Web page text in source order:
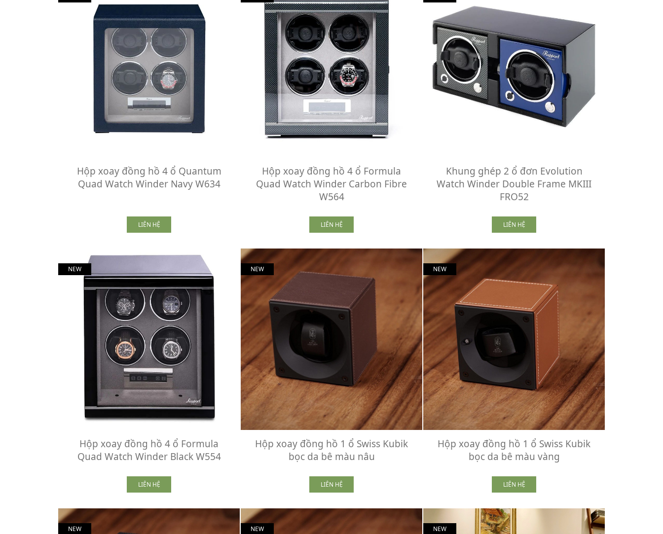
Hộp xoay đồng hồ 4 ổ Quantum
Quad Watch Winder Navy W634
LIÊN HỆ
Hộp xoay đồng hồ 4 ổ Formula
Quad Watch Winder Carbon Fibre
W564
LIÊN HỆ
Khung ghép 2 ổ đơn Evolution
Watch Winder Double Frame MKIII
FRO52
LIÊN HỆ
NEW
Hộp xoay đồng hồ 4 ổ Formula
Quad Watch Winder Black W554
LIÊN HỆ
NEW
Hộp xoay đồng hồ 1 ổ Swiss Kubik
bọc da bê màu nâu
LIÊN HỆ
NEW
Hộp xoay đồng hồ 1 ổ Swiss Kubik
bọc da bê màu vàng
LIÊN HỆ
NEW NEW NEW